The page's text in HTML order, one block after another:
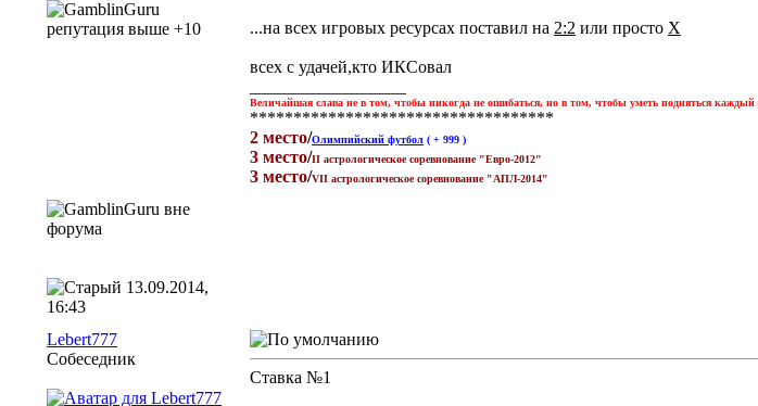
...на всех игровых ресурсах поставил на 2:2 или просто Х
всех с удачей,кто ИКСовал
Величайшая слава не в том, чтобы никогда не ошибаться, но в том, чтобы уметь подняться
***********************************
2 место/Олимпийский футбол ( + 999 )
3 место/II астрологическое соревнование "Евро-2012"
3 место/VII астрологическое соревнование "АПЛ-2014"
13.09.2014,
16:43
Lebert777
Собеседник
Ставка №1